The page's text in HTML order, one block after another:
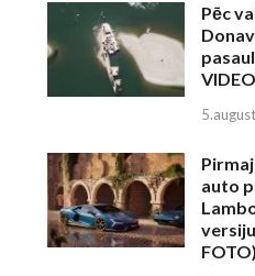
Pēc
auto
FOTO)